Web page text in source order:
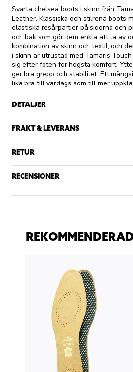
Svarta chelsea boots i skinn från
Leather. Klassiska och stilrena boots
elastiska resårpartier på sidorna och
och bak som gör dem enkla att ta av
kombination av skinn och textil, och
i skinn är utrustad med Tamaris
sig efter foten för högsta komfort.
ger bra grepp och stabilitet. Ett
lika bra till vardags som till mer
DETALJER
FRAKT & LEVERANS
RETUR
RECENSIONER